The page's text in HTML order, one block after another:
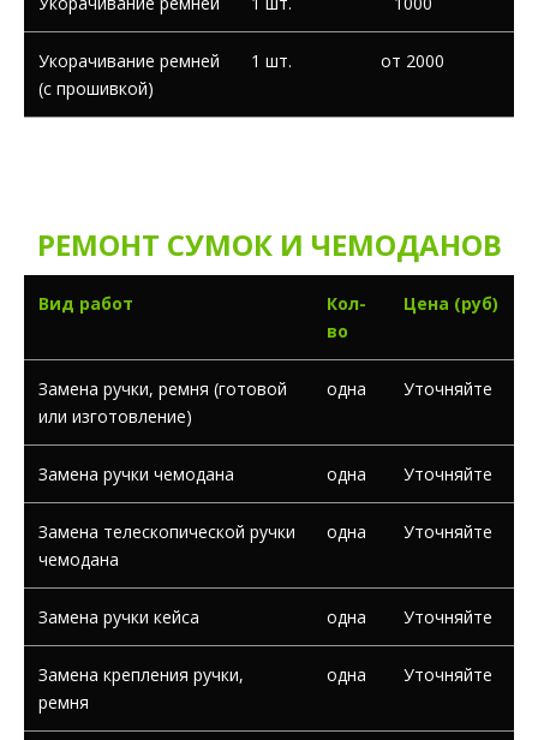
Укорачивание ремней
(с прошивкой)
1 шт. от 2000
РЕМОНТ СУМОК И ЧЕМОДАНОВ
Вид работ
Кол-
во
Цена (руб)
Замена ручки, ремня (готовой
или изготовление)
одна Уточняйте
Замена ручки чемодана одна Уточняйте
Замена телескопической ручки
чемодана
одна Уточняйте
Замена ручки кейса одна Уточняйте
Замена крепления ручки,
ремня
одна Уточняйте